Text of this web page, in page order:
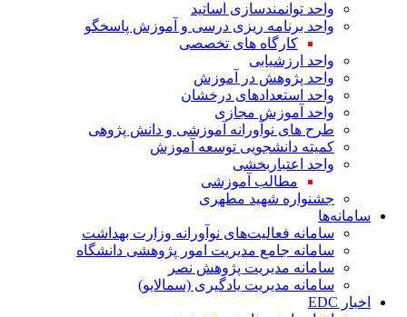
واحد توانمندسازی اساتید
واحد برنامه ریزی درسی و آموزش پاسخگو
کارگاه های تخصصی
واحد ارزشیابی
واحد پژوهش در آموزش
واحد استعدادهای درخشان
واحد آموزش مجازی
طرح های نوآورانه آموزشی و دانش پژوهی
کمیته دانشجویی توسعه آموزش
واحد اعتباربخشی
مطالب آموزشی
جشنواره شهید مطهری
سامانه‌ها
سامانه فعالیت‌های نوآورانه وزارت بهداشت
سامانه جامع مدیریت امور پژوهشی دانشگاه
سامانه مدیریت پژوهش نصر
سامانه مدیریت یادگیری (سمالایو)
اخبار EDC